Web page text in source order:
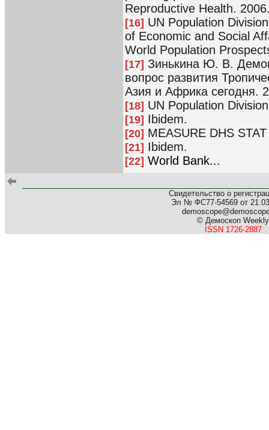
Reproductive Health.
[16] UN Population
of Economic and Social
World Population
[17] Зинькина Ю. В.
вопрос развития
Азия и Африка сегодня.
[18] UN Population
[19] Ibidem.
[20] MEASURE DHS
[21] Ibidem.
[22] World Bank...
Свидетельство о
Эл № ФС77-54569 от
© Демоскоп Weekly
ISSN 1726-2887